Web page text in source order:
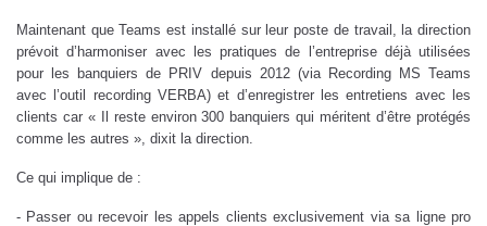
Maintenant que Teams est installé sur leur poste de travail, la direction
prévoit d’harmoniser avec les pratiques de l’entreprise déjà utilisées
pour les banquiers de PRIV depuis 2012 (via Recording MS Teams
avec l’outil recording VERBA) et d’enregistrer les entretiens avec les
clients car « Il reste environ 300 banquiers qui méritent d’être protégés
comme les autres », dixit la direction.
Ce qui implique de :
- Passer ou recevoir les appels clients exclusivement via sa ligne pro